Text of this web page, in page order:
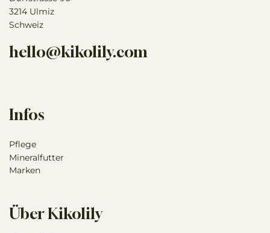
3214 Ulmiz
Schweiz
hello@kikolily.com
Infos
Pflege
Mineralfutter
Marken
Über Kikolily